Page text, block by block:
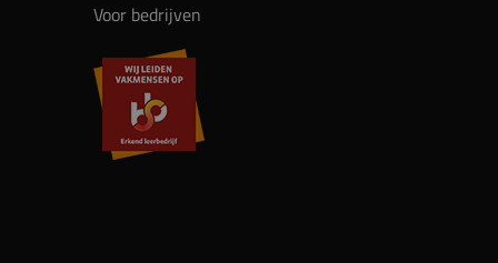
Voor bedrijven